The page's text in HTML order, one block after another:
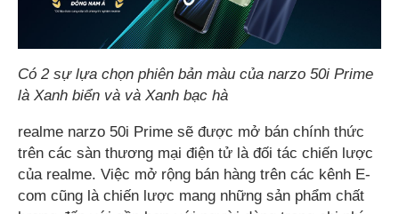
Có 2 sự lựa chọn phiên bản màu của narzo 50i Prime
là Xanh biển và và Xanh bạc hà
realme narzo 50i Prime sẽ được mở bán chính thức
trên các sàn thương mại điện tử là đối tác chiến lược
của realme. Việc mở rộng bán hàng trên các kênh E-
com cũng là chiến lược mang những sản phẩm chất